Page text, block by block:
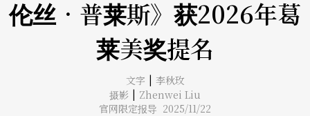
伦丝．普莱斯》获2026年葛
莱美奖提名
文字 | 李秋玫
摄影 | Zhenwei Liu
官网限定报导 2025/11/22